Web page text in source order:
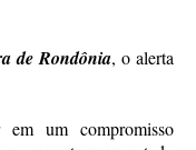
de Rondônia, o alerta
um compromisso